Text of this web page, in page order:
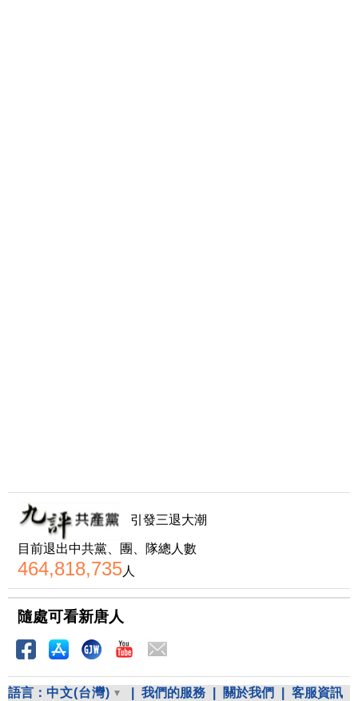
引發三退大潮
目前退出中共黨、團、隊總人數
464,818,735人
隨處可看新唐人
語言： 中文(台灣) 我們的服務 關於我們 客服資訊